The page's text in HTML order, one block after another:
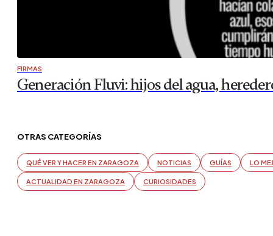
FIRMAS
Generación Fluvi: hijos del agua,
OTRAS CATEGORÍAS
QUÉ VER Y HACER EN ZARAGOZA NOTICIAS GUÍAS LO
ACTUALIDAD EN ZARAGOZA CURIOSIDADES